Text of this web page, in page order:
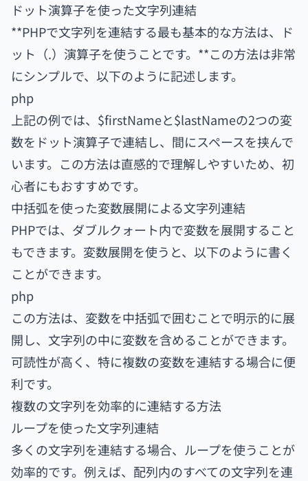
ドット演算子を使った文字列連結
**PHPで文字列を連結する最も基本的な方法は、ド
ット（.）演算子を使うことです。**この方法は非常
にシンプルで、以下のように記述します。
php
上記の例では、$firstNameと$lastNameの2つの変
数をドット演算子で連結し、間にスペースを挟んで
います。この方法は直感的で理解しやすいため、初
心者にもおすすめです。
中括弧を使った変数展開による文字列連結
PHPでは、ダブルクォート内で変数を展開すること
もできます。変数展開を使うと、以下のように書く
ことができます。
php
この方法は、変数を中括弧で囲むことで明示的に展
開し、文字列の中に変数を含めることができます。
可読性が高く、特に複数の変数を連結する場合に便
利です。
複数の文字列を効率的に連結する方法
ループを使った文字列連結
多くの文字列を連結する場合、ループを使うことが
効率的です。例えば、配列内のすべての文字列を連